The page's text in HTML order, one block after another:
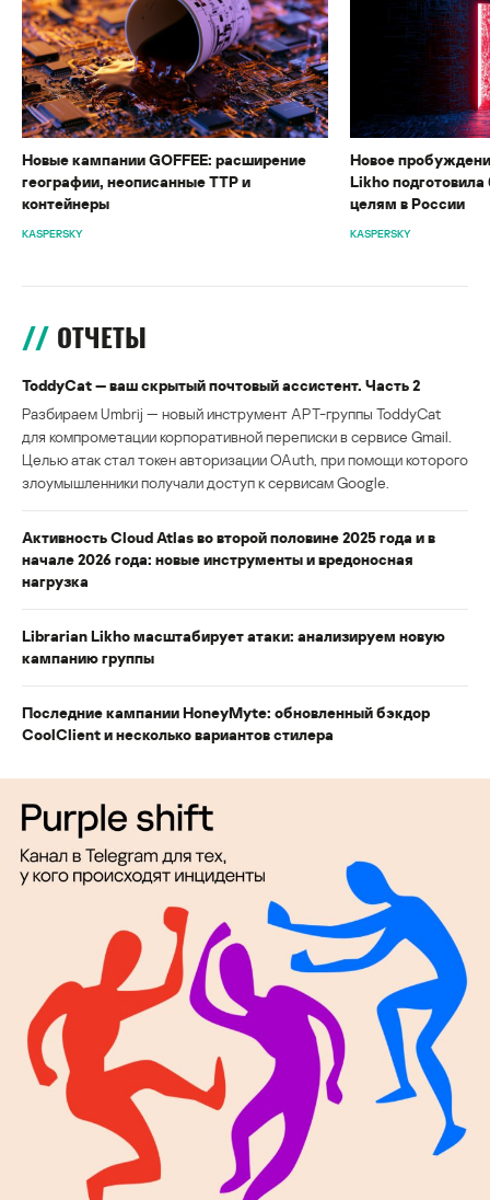
Новые кампании GOFFEE: расширение
географии, неописанные TTP и
контейнеры
KASPERSKY
Новое
Likho
целям в России
KASPERSKY
ОТЧЕТЫ
ToddyCat — ваш скрытый почтовый ассистент. Часть 2
Разбираем Umbrij — новый инструмент APT-группы ToddyCat
для компрометации корпоративной переписки в сервисе Gmail.
Целью атак стал токен авторизации OAuth, при помощи которого
злоумышленники получали доступ к сервисам Google.
Активность Cloud Atlas во второй половине 2025 года и в
начале 2026 года: новые инструменты и вредоносная
нагрузка
Librarian Likho масштабирует атаки: анализируем новую
кампанию группы
Последние кампании HoneyMyte: обновленный бэкдор
CoolClient и несколько вариантов стилера